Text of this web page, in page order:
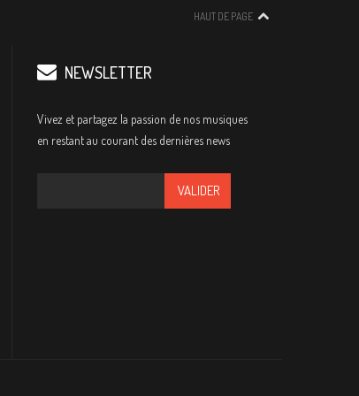
HAUT DE PAGE
NEWSLETTER
Vivez et partagez la passion de nos musiques
en restant au courant des dernières news